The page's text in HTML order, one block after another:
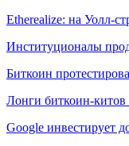
Etherealize: на Уолл-
Институционалы
Биткоин
Лонги биткоин-китов
Google инвестирует